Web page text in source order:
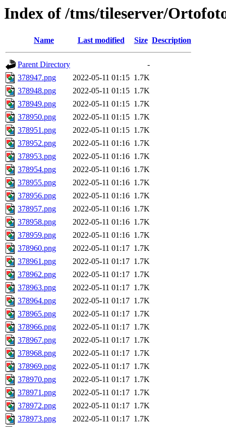
Index of /tms/tileserver/
Name Last modified Size Description
Parent Directory
-
378947.png
2022-05-11 01:15 1.7K
378948.png
2022-05-11 01:15 1.7K
378949.png
2022-05-11 01:15 1.7K
378950.png
2022-05-11 01:15 1.7K
378951.png
2022-05-11 01:15 1.7K
378952.png
2022-05-11 01:16 1.7K
378953.png
2022-05-11 01:16 1.7K
378954.png
2022-05-11 01:16 1.7K
378955.png
2022-05-11 01:16 1.7K
378956.png
2022-05-11 01:16 1.7K
378957.png
2022-05-11 01:16 1.7K
378958.png
2022-05-11 01:16 1.7K
378959.png
2022-05-11 01:16 1.7K
378960.png
2022-05-11 01:17 1.7K
378961.png
2022-05-11 01:17 1.7K
378962.png
2022-05-11 01:17 1.7K
378963.png
2022-05-11 01:17 1.7K
378964.png
2022-05-11 01:17 1.7K
378965.png
2022-05-11 01:17 1.7K
378966.png
2022-05-11 01:17 1.7K
378967.png
2022-05-11 01:17 1.7K
378968.png
2022-05-11 01:17 1.7K
378969.png
2022-05-11 01:17 1.7K
378970.png
2022-05-11 01:17 1.7K
378971.png
2022-05-11 01:17 1.7K
378972.png
2022-05-11 01:17 1.7K
378973.png
2022-05-11 01:17 1.7K